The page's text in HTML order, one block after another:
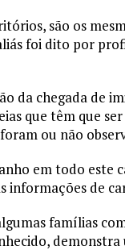
são os
foi dito por
da chegada de
que têm que
ou não
em todo este
informações de
famílias